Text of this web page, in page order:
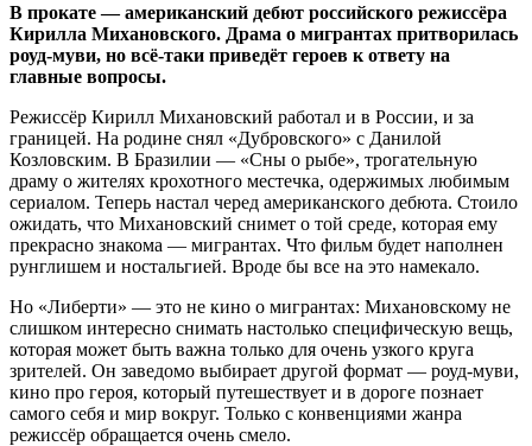
В прокате — американский дебют российского режиссёра
Кирилла Михановского. Драма о мигрантах притворилась
роуд-муви, но всё-таки приведёт героев к ответу на
главные вопросы.
Режиссёр Кирилл Михановский работал и в России, и за
границей. На родине снял «Дубровского» с Данилой
Козловским. В Бразилии — «Сны о рыбе», трогательную
драму о жителях крохотного местечка, одержимых любимым
сериалом. Теперь настал черед американского дебюта. Стоило
ожидать, что Михановский снимет о той среде, которая ему
прекрасно знакома — мигрантах. Что фильм будет наполнен
рунглишем и ностальгией. Вроде бы все на это намекало.
Но «Либерти» — это не кино о мигрантах: Михановскому не
слишком интересно снимать настолько специфическую вещь,
которая может быть важна только для очень узкого круга
зрителей. Он заведомо выбирает другой формат — роуд-муви,
кино про героя, который путешествует и в дороге познает
самого себя и мир вокруг. Только с конвенциями жанра
режиссёр обращается очень смело.